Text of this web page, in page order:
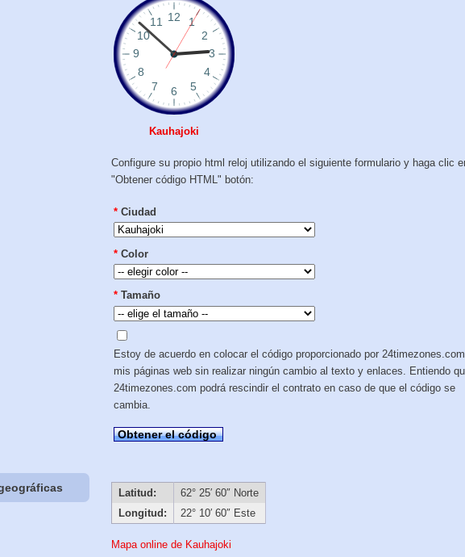
Kauhajoki
Configure su propio html reloj utilizando el siguiente formulario y haga clic
"Obtener código HTML" botón:
* Ciudad
* Color
* Tamaño
Estoy de acuerdo en colocar el código proporcionado por
mis páginas web sin realizar ningún cambio al texto y enlaces. Entiendo
24timezones.com podrá rescindir el contrato en caso de que el código se
cambia.
Obtener el código
Latitud:
62° 25′ 60″ Norte
Longitud:
22° 10′ 60″ Este
Mapa online de Kauhajoki